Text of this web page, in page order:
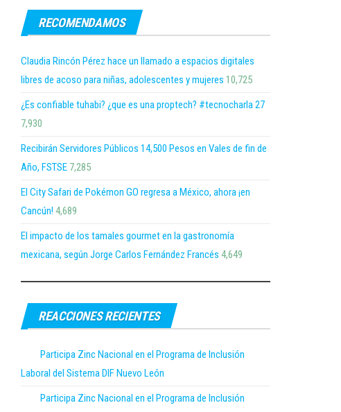
RECOMENDAMOS
Claudia Rincón Pérez hace un llamado a espacios digitales
libres de acoso para niñas, adolescentes y mujeres 10,725
¿Es confiable tuhabi? ¿que es una proptech? #tecnocharla 27
7,930
Recibirán Servidores Públicos 14,500 Pesos en Vales de fin de
Año, FSTSE 7,285
El City Safari de Pokémon GO regresa a México, ahora ¡en
Cancún! 4,689
El impacto de los tamales gourmet en la gastronomía
mexicana, según Jorge Carlos Fernández Francés 4,649
REACCIONES RECIENTES
Participa Zinc Nacional en el Programa de Inclusión
Laboral del Sistema DIF Nuevo León
Participa Zinc Nacional en el Programa de Inclusión